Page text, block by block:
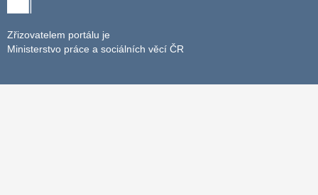
Zřizovatelem portálu je
Ministerstvo práce a sociálních věcí ČR